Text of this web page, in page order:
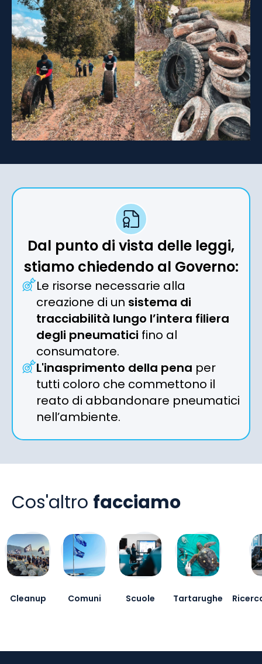
Dal punto di vista delle leggi,
stiamo chiedendo al Governo:
Le risorse necessarie alla
creazione di un sistema di
tracciabilità lungo l’intera filiera
degli pneumatici fino al
consumatore.
L'inasprimento della pena per
tutti coloro che commettono il
reato di abbandonare pneumatici
nell’ambiente.
Cos'altro facciamo
Cleanup Comuni Scuole Tartarughe